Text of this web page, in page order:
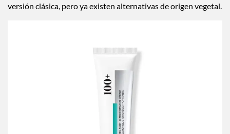
versión clásica, pero ya existen alternativas de origen vegetal.